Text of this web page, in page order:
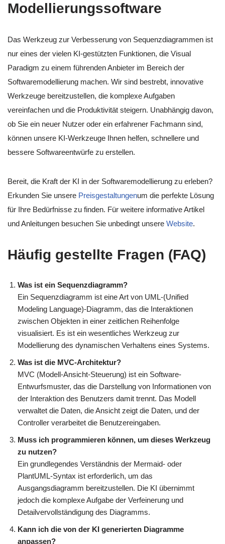
Modellierungssoftware
Das Werkzeug zur Verbesserung von Sequenzdiagrammen ist
nur eines der vielen KI-gestützten Funktionen, die Visual
Paradigm zu einem führenden Anbieter im Bereich der
Softwaremodellierung machen. Wir sind bestrebt, innovative
Werkzeuge bereitzustellen, die komplexe Aufgaben
vereinfachen und die Produktivität steigern. Unabhängig davon,
ob Sie ein neuer Nutzer oder ein erfahrener Fachmann sind,
können unsere KI-Werkzeuge Ihnen helfen, schnellere und
bessere Softwareentwürfe zu erstellen.
Bereit, die Kraft der KI in der Softwaremodellierung zu erleben?
Erkunden Sie unsere Preisgestaltungenum die perfekte Lösung
für Ihre Bedürfnisse zu finden. Für weitere informative Artikel
und Anleitungen besuchen Sie unbedingt unsere Website.
Häufig gestellte Fragen (FAQ)
Was ist ein Sequenzdiagramm?
Ein Sequenzdiagramm ist eine Art von UML-(Unified
Modeling Language)-Diagramm, das die Interaktionen
zwischen Objekten in einer zeitlichen Reihenfolge
visualisiert. Es ist ein wesentliches Werkzeug zur
Modellierung des dynamischen Verhaltens eines Systems.
Was ist die MVC-Architektur?
MVC (Modell-Ansicht-Steuerung) ist ein Software-
Entwurfsmuster, das die Darstellung von Informationen von
der Interaktion des Benutzers damit trennt. Das Modell
verwaltet die Daten, die Ansicht zeigt die Daten, und der
Controller verarbeitet die Benutzereingaben.
Muss ich programmieren können, um dieses Werkzeug
zu nutzen?
Ein grundlegendes Verständnis der Mermaid- oder
PlantUML-Syntax ist erforderlich, um das
Ausgangsdiagramm bereitzustellen. Die KI übernimmt
jedoch die komplexe Aufgabe der Verfeinerung und
Detailvervollständigung des Diagramms.
Kann ich die von der KI generierten Diagramme
anpassen?